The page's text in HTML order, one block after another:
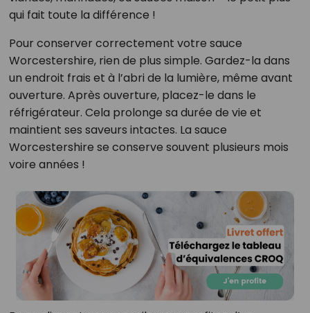
qui fait toute la différence !
Pour conserver correctement votre sauce
Worcestershire, rien de plus simple. Gardez-la dans
un endroit frais et à l’abri de la lumière, même avant
ouverture. Après ouverture, placez-le dans le
réfrigérateur. Cela prolonge sa durée de vie et
maintient ses saveurs intactes. La sauce
Worcestershire se conserve souvent plusieurs mois
voire années !